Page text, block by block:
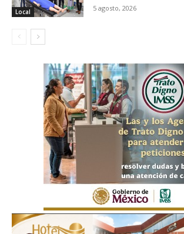
Local 5 agosto, 2026